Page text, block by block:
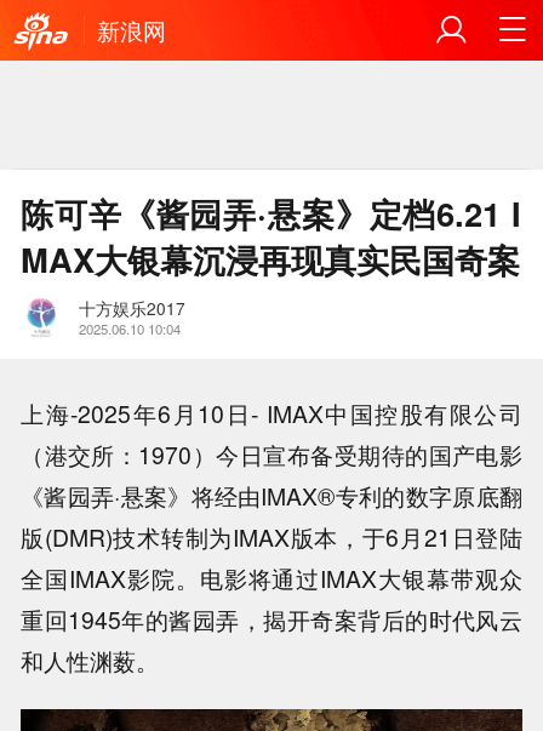
新浪网
陈可辛《酱园弄·悬案》定档6.21 I
MAX大银幕沉浸再现真实民国奇案
十方娱乐2017
2025.06.10 10:04
上海-2025年6月10日- IMAX中国控股有限公司
（港交所：1970）今日宣布备受期待的国产电影
《酱园弄·悬案》将经由IMAX®专利的数字原底翻
版(DMR)技术转制为IMAX版本，于6月21日登陆
全国IMAX影院。电影将通过IMAX大银幕带观众
重回1945年的酱园弄，揭开奇案背后的时代风云
和人性渊薮。